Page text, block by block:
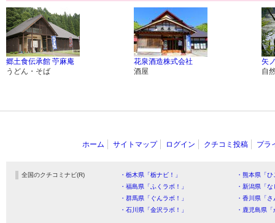
郷土食伝承館 苧麻庵
うどん・そば
花泉酒造株式会社
酒屋
矢
自
ホーム サイトマップ ログイン クチコミ投稿 プラ
全国のクチコミナビ(R) ・栃木県「栃ナビ！」
・熊本県「
・福島県「ふくラボ！」
・新潟県「
・群馬県「ぐんラボ！」
・香川県「
・石川県「金沢ラボ！」
・鹿児島県